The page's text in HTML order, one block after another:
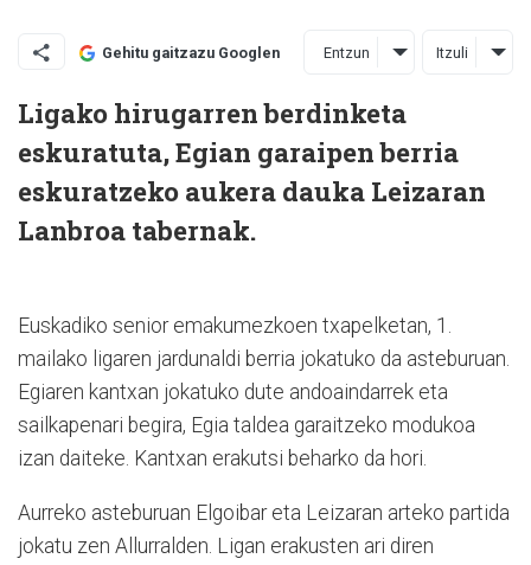
Gehitu gaitzazu Googlen Entzun Itzuli
Ligako hirugarren berdinketa
eskuratuta, Egian garaipen berria
eskuratzeko aukera dauka Leizaran
Lanbroa tabernak.
Euskadiko senior emakumezkoen txapelketan, 1.
mailako ligaren jardunaldi berria jokatuko da asteburuan.
Egiaren kantxan jokatuko dute andoaindarrek eta
sailkapenari begira, Egia taldea garaitzeko modukoa
izan daiteke. Kantxan erakutsi beharko da hori.
Aurreko asteburuan Elgoibar eta Leizaran arteko partida
jokatu zen Allurralden. Ligan erakusten ari diren